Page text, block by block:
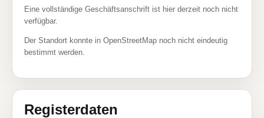
Eine vollständige Geschäftsanschrift ist hier derzeit noch nicht
verfügbar.
Der Standort konnte in OpenStreetMap noch nicht eindeutig
bestimmt werden.
Registerdaten